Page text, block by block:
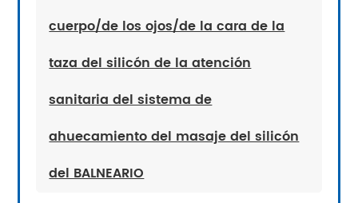
cuerpo/de los ojos/de la cara de la
taza del silicón de la atención
sanitaria del sistema de
ahuecamiento del masaje del silicón
del BALNEARIO